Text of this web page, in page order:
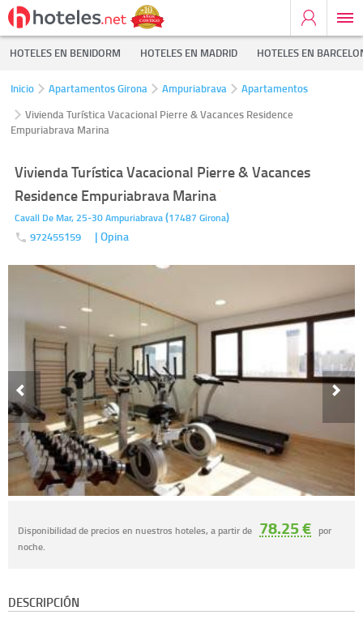
HOTELES EN BENIDORM HOTELES EN MADRID HOTELES EN
Inicio Apartamentos Girona Ampuriabrava
Apartamentos
Vivienda Turística Vacacional Pierre & Vacances Residence
Empuriabrava Marina
Vivienda Turística Vacacional Pierre & Vacances
Residence Empuriabrava Marina
Cavall De Mar, 25-30Ampuriabrava(17487 Girona)
972455159 | Opina
Disponibilidad de precios en nuestros hoteles, a partir de 78.25 € por
noche.
DESCRIPCIÓN